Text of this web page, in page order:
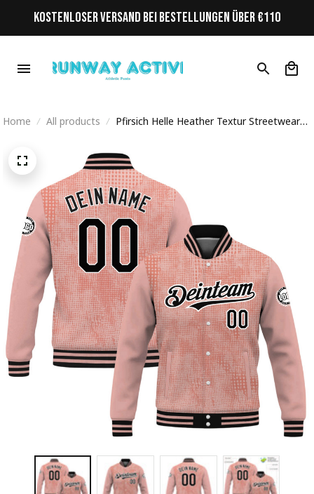
KOSTENLOSER VERSAND BEI BESTELLUNGEN ÜBER €110
Home All products
Pfirsich Helle Heather Textur Streetwear
Jacke